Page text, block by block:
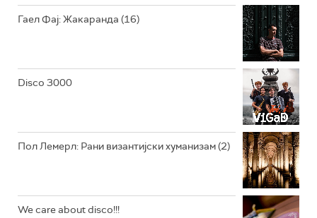
Гаел Фај: Жакаранда (16)
Disco 3000
Пол Лемерл: Рани византијски хуманизам (2)
We care about disco!!!